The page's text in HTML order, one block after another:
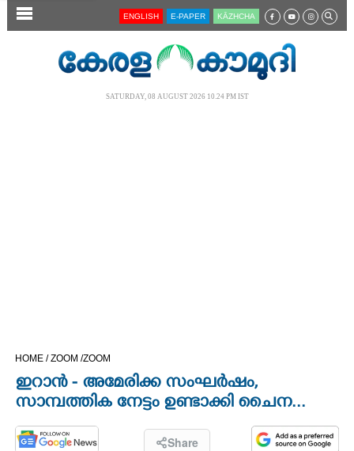
SECTIONS ENGLISH E-PAPER KĀZHCHA
SATURDAY, 08 AUGUST 2026 10.24 PM IST
HOME /ZOOM /ZOOM
ഇറാൻ - അമേരിക്ക സംഘർഷം,
സാമ്പത്തിക നേട്ടം ഉണ്ടാക്കി ചൈന...
Share